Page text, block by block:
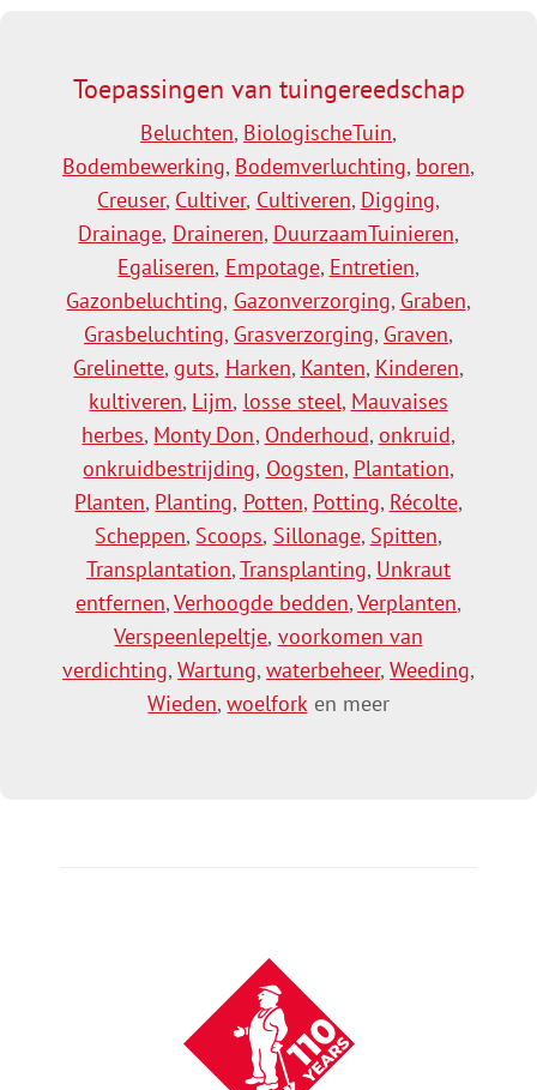
Toepassingen van tuingereedschap
Beluchten, BiologischeTuin,
Bodembewerking, Bodemverluchting, boren,
Creuser, Cultiver, Cultiveren, Digging,
Drainage, Draineren, DuurzaamTuinieren,
Egaliseren, Empotage, Entretien,
Gazonbeluchting, Gazonverzorging, Graben,
Grasbeluchting, Grasverzorging, Graven,
Grelinette,guts, Harken, Kanten, Kinderen,
kultiveren, Lijm, losse steel, Mauvaises
herbes, Monty Don, Onderhoud, onkruid,
onkruidbestrijding, Oogsten, Plantation,
Planten, Planting, Potten, Potting, Récolte,
Scheppen, Scoops, Sillonage, Spitten,
Transplantation,Transplanting, Unkraut
entfernen,Verhoogde bedden,Verplanten,
Verspeenlepeltje, voorkomen van
verdichting, Wartung,waterbeheer,Weeding,
Wieden,woelforken meer